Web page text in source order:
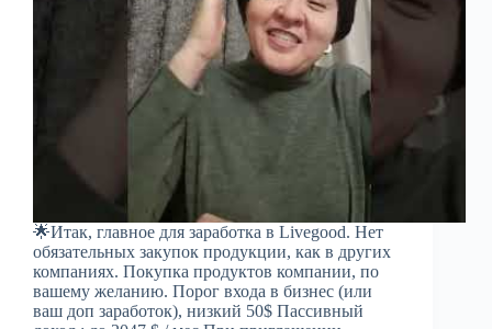
🌟Итак, главное для заработка в Livegood. Нет
обязательных закупок продукции, как в других
компаниях. Покупка продуктов компании, по
вашему желанию. Порог входа в бизнес (или
ваш доп заработок), низкий 50$ Пассивный